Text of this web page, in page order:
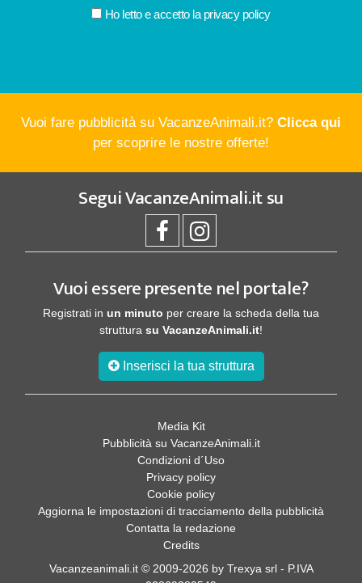
Ho letto e accetto la privacy policy
Vuoi fare pubblicità su VacanzeAnimali.it? Clicca qui
per scoprire le nostre offerte!
SeguiVacanzeAnimali.itsu
Vuoi essere presente nel portale?
Registrati in un minuto per creare la scheda della tua
struttura su VacanzeAnimali.it!
Inserisci la tua struttura
Media Kit
Pubblicità su VacanzeAnimali.it
Condizioni d´Uso
Privacy policy
Cookie policy
Aggiorna le impostazioni di tracciamento della pubblicità
Contatta la redazione
Credits
Vacanzeanimali.it © 2009-2026 by Trexya srl - P.IVA